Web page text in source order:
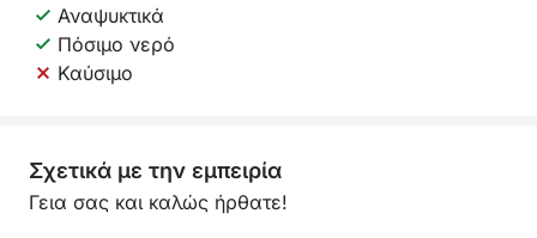
Αναψυκτικά
Πόσιμο νερό
Καύσιμο
Σχετικά με την εμπειρία
Γεια σας και καλώς ήρθατε!